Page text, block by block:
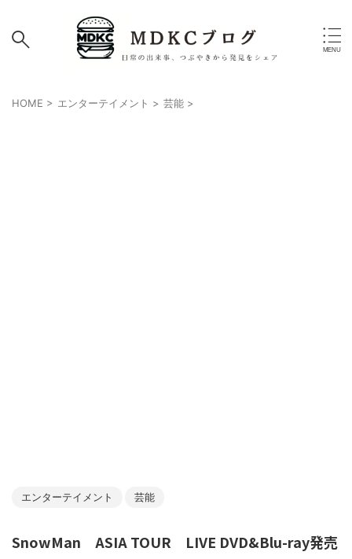
HOME > エンターテイメント > 芸能 >
エンターテイメント 芸能
SnowMan ASIA TOUR LIVE DVD&Blu-ray発売